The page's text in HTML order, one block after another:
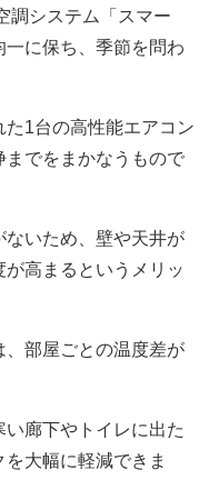
調システム「スマー
一に保ち、季節を問わ
1台の高性能エアコン
までをまかなうもので
いため、壁や天井が
高まるというメリッ
、部屋ごとの温度差が
廊下やトイレに出た
大幅に軽減できま